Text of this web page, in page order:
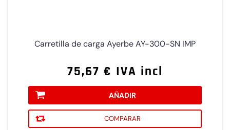
Carretilla de carga Ayerbe AY-300-SN IMP
75,67 € IVA incl
AÑADIR
COMPARAR